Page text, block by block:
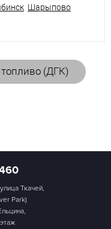
Шарыпово
(ДГК)
Ткачей,
Park)